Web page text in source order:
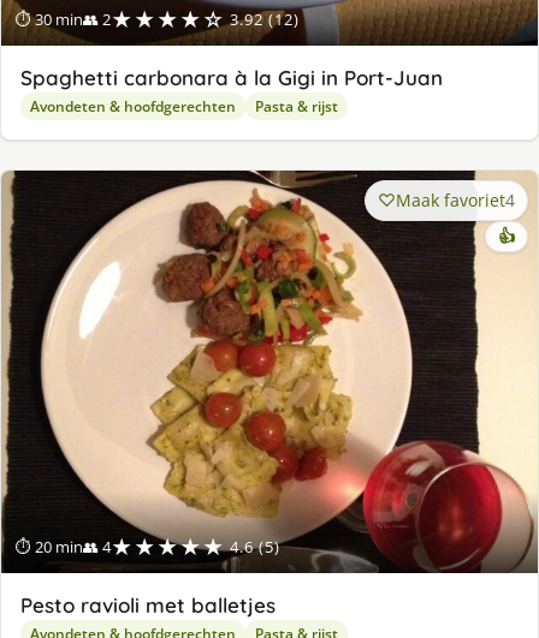
⏱ 30 min👥 2★★★★☆ 3.92 (12)
Spaghetti carbonara à la Gigi in Port-Juan
Avondeten & hoofdgerechten Pasta & rijst
⏱ 20 min👥 4★★★★★ 4.6 (5)
Maak favoriet4
👍
Pesto ravioli met balletjes
Avondeten & hoofdgerechten Pasta & rijst